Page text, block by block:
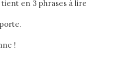
en 3 phrases à lire
!